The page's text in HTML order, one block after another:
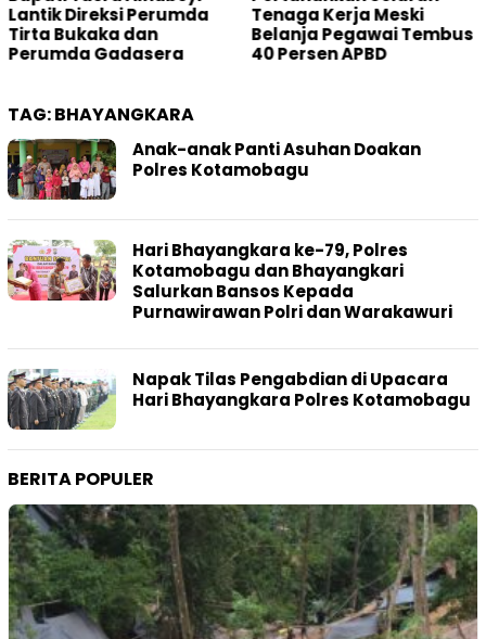
Tenaga Kerja Meski
Belanja Pegawai Tembus
40 Persen APBD
ke Mahkamah Agung
TAG:BHAYANGKARA
Anak-anak Panti Asuhan Doakan
Polres Kotamobagu
Hari Bhayangkara ke-79, Polres
Kotamobagu dan Bhayangkari
Salurkan Bansos Kepada
Purnawirawan Polri dan Warakawuri
Napak Tilas Pengabdian di Upacara
Hari Bhayangkara Polres Kotamobagu
BERITA POPULER